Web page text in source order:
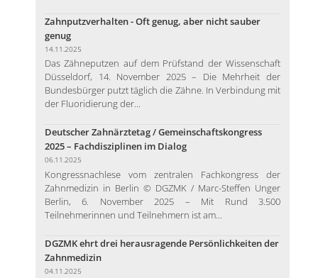
Zahnputzverhalten - Oft genug, aber nicht sauber
genug
14.11.2025
Das Zähneputzen auf dem Prüfstand der Wissenschaft
Düsseldorf, 14. November 2025 – Die Mehrheit der
Bundesbürger putzt täglich die Zähne. In Verbindung mit
der Fluoridierung der...
Deutscher Zahnärztetag / Gemeinschaftskongress
2025 – Fachdisziplinen im Dialog
06.11.2025
Kongressnachlese vom zentralen Fachkongress der
Zahnmedizin in Berlin © DGZMK / Marc-Steffen Unger
Berlin, 6. November 2025 – Mit Rund 3.500
Teilnehmerinnen und Teilnehmern ist am...
DGZMK ehrt drei herausragende Persönlichkeiten der
Zahnmedizin
04.11.2025